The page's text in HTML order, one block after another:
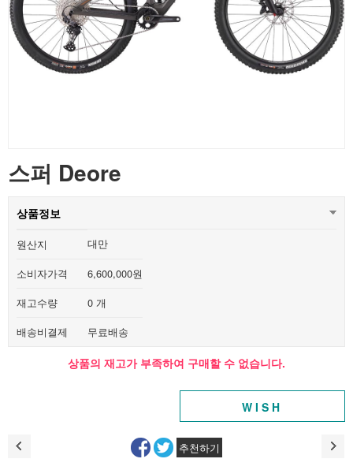
스퍼 Deore
상품정보
원산지
대만
소비자가격
6,600,000원
재고수량
0 개
배송비결제
무료배송
상품의 재고가 부족하여 구매할 수 없습니다.
WISH
추천하기